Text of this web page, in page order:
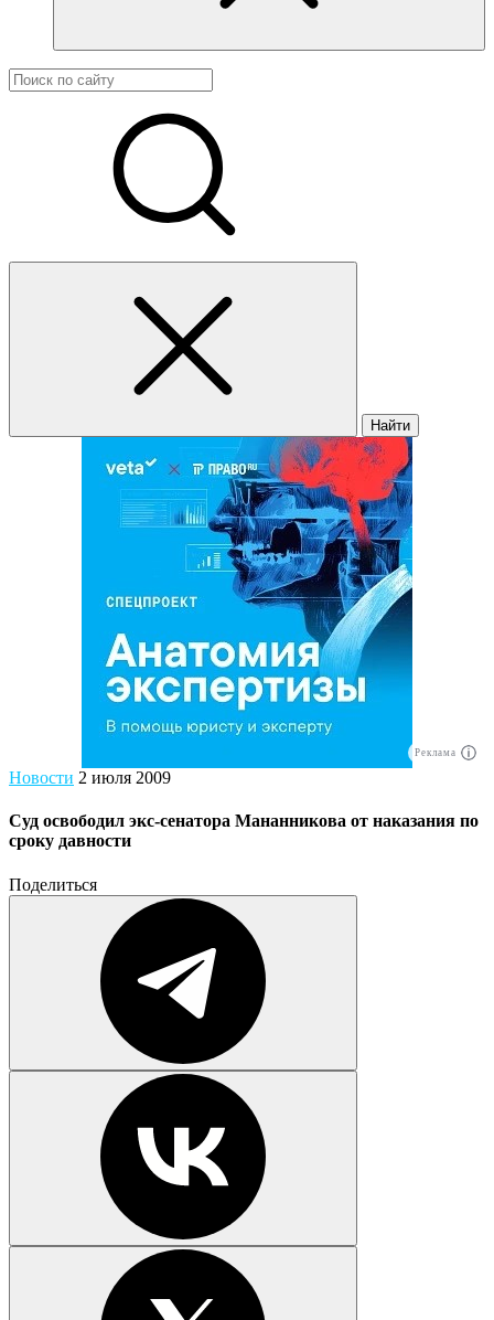
Найти
Реклама
Новости 2 июля 2009
Суд освободил экс-сенатора Мананникова от наказания по
сроку давности
Поделиться